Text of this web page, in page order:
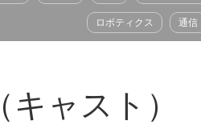
ロボティクス 通信
キャスト）